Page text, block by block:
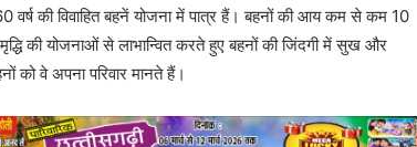
वर्ष की विवाहित बहनें योजना में पात्र हैं। बहनों की आय कम से कम 10
की योजनाओं से लाभान्वित करते हुए बहनों की जिंदगी में सुख और
को वे अपना परिवार मानते हैं।